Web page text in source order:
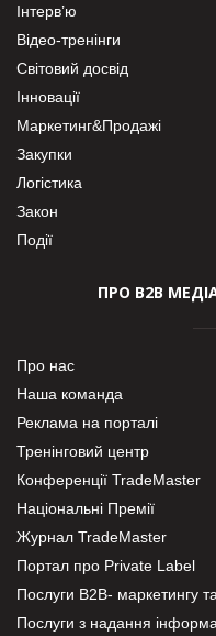
Інтерв’ю
Відео-тренінги
Світовий досвід
Інновації
Маркетинг&Продажі
Закупки
Логістика
Закон
Події
ПРО В2В
Про нас
Наша команда
Реклама на порталі
Тренінговий центр
Конференції TradeMaster
Національні Премії
Журнал TradeMaster
Портал про Private Label
Послуги В2В- маркетингу
Послуги з надання